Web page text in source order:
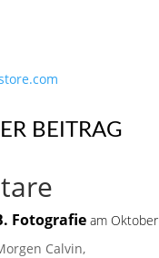
BEITRAG
Fotografie am
Calvin,